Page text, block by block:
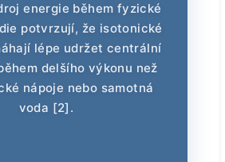
energie během fyzické
potvrzují, že isotonické
lépe udržet centrální
delšího výkonu než
nápoje nebo samotná
voda [2].